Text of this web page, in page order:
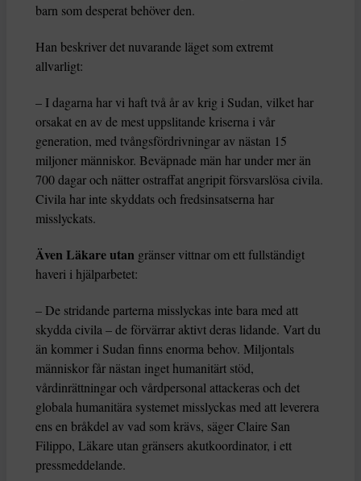
barn som desperat behöver den.
Han beskriver det nuvarande läget som extremt
allvarligt:
– I dagarna har vi haft två år av krig i Sudan, vilket har
orsakat en av de mest uppslitande kriserna i vår
generation, med tvångsfördrivningar av nästan 15
miljoner människor. Beväpnade män har under mer än
700 dagar och nätter ostraffat angripit försvarslösa civila.
Civila har inte skyddats och fredsinsatserna har
misslyckats.
Även Läkare utan gränser vittnar om ett fullständigt
haveri i hjälparbetet:
– De stridande parterna misslyckas inte bara med att
skydda civila – de förvärrar aktivt deras lidande. Vart du
än kommer i Sudan finns enorma behov. Miljontals
människor får nästan inget humanitärt stöd,
vårdinrättningar och vårdpersonal attackeras och det
globala humanitära systemet misslyckas med att leverera
ens en bråkdel av vad som krävs, säger Claire San
Filippo, Läkare utan gränsers akutkoordinator, i ett
pressmeddelande.